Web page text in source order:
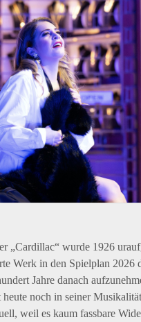
„Cardillac“ wurde 1926
Werk in den Spielplan 2026
Jahre danach
noch in seiner
weil es kaum fassbare